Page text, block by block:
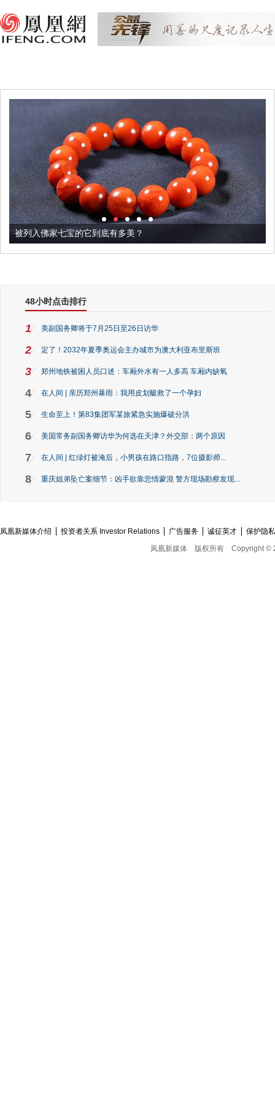
被列入佛家七宝的它到底有多美？
48小时点击排行
1 美副国务卿将于7月25日至26日访华
2 定了！2032年夏季奥运会主办城市为澳大利亚布里斯班
3 郑州地铁被困人员口述：车厢外水有一人多高 车厢内缺氧
4 在人间 | 亲历郑州暴雨：我用皮划艇救了一个孕妇
5 生命至上！第83集团军某旅紧急实施爆破分洪
6 美国常务副国务卿访华为何选在天津？外交部：两个原因
7 在人间 | 红绿灯被淹后，小男孩在路口指路，7位摄影师...
8 重庆姐弟坠亡案细节：凶手欲靠悲情蒙混 警方现场勘察发现...
凤凰新媒体介绍 投资者关系 Investor Relations 广告服务 诚征英才
保护隐
凤凰新媒体
版权所有 Copyright ©